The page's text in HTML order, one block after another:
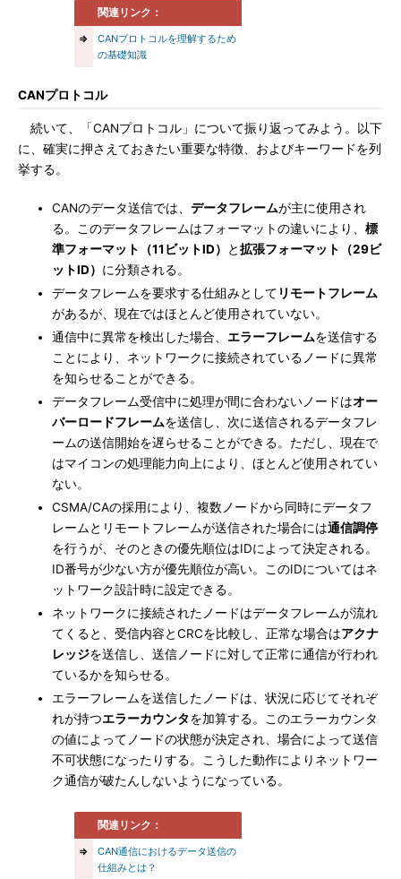
関連リンク：
⇒
CANプロトコルを理解するため
の基礎知識
CANプロトコル
続いて、「CANプロトコル」について振り返ってみよう。以下
に、確実に押さえておきたい重要な特徴、およびキーワードを列
挙する。
CANのデータ送信では、 データフレームが主に使用され
る。このデータフレームはフォーマットの違いにより、 標
準フォーマット（11ビットID）
と拡張フォーマット（29ビ
ットID） に分類される。
データフレームを要求する仕組みとして リモートフレーム
があるが、現在ではほとんど使用されていない。
通信中に異常を検出した場合、 エラーフレームを送信する
ことにより、ネットワークに接続されているノードに異常
を知らせることができる。
データフレーム受信中に処理が間に合わないノードはオー
バーロードフレームを送信し、次に送信されるデータフレ
ームの送信開始を遅らせることができる。ただし、現在で
はマイコンの処理能力向上により、ほとんど使用されてい
ない。
CSMA/CAの採用により、複数ノードから同時にデータフ
レームとリモートフレームが送信された場合には通信調停
を行うが、そのときの優先順位はIDによって決定される。
ID番号が少ない方が優先順位が高い。このIDについてはネ
ットワーク設計時に設定できる。
ネットワークに接続されたノードはデータフレームが流れ
てくると、受信内容とCRCを比較し、正常な場合はアクナ
レッジを送信し、送信ノードに対して正常に通信が行われ
ているかを知らせる。
エラーフレームを送信したノードは、状況に応じてそれぞ
れが持つエラーカウンタを加算する。このエラーカウンタ
の値によってノードの状態が決定され、場合によって送信
不可状態になったりする。こうした動作によりネットワー
ク通信が破たんしないようになっている。
関連リンク：
⇒
CAN通信におけるデータ送信の
仕組みとは？